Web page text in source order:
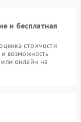
и бесплатная
стоимости
возможность
онлайн на